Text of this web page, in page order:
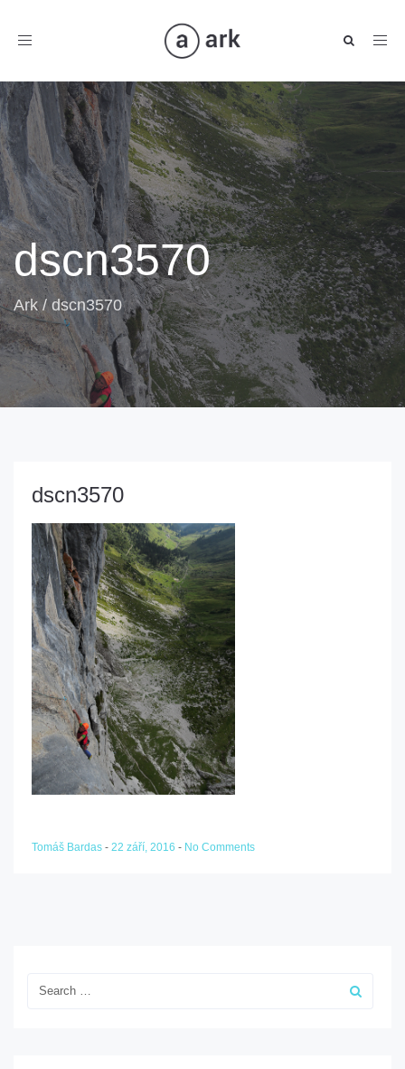
Toggle
dscn3570
Ark/dscn3570
dscn3570
Tomáš Bardas - 22 září, 2016 - No Comments